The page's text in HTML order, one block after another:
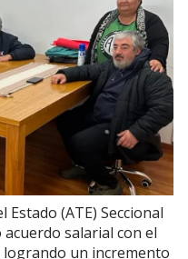
(ATE) Seccional
salarial con el
un incremento